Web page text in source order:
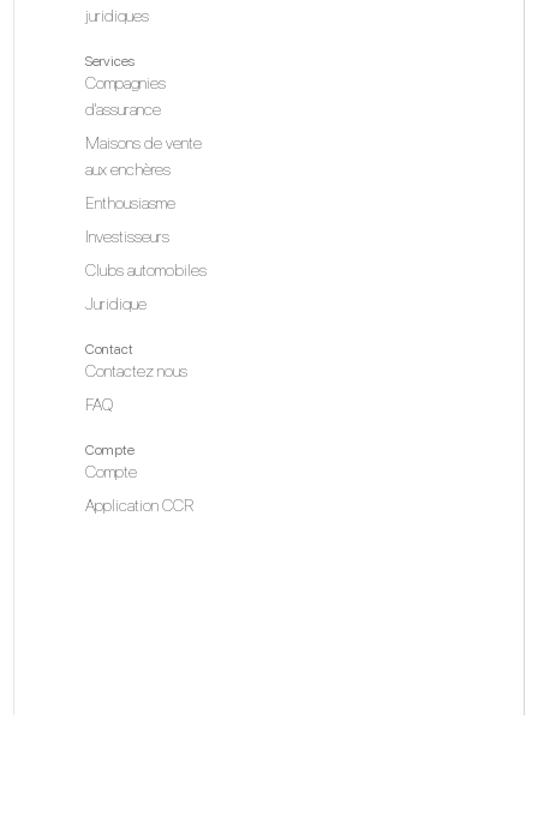
juridiques
Services
Compagnies
d'assurance
Maisons de vente
aux enchères
Enthousiasme
Investisseurs
Clubs automobiles
Juridique
Contact
Contactez nous
FAQ
Compte
Compte
Application CCR